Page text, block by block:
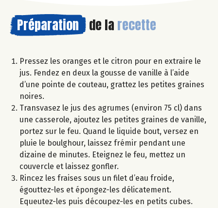
Préparation de la recette
Pressez les oranges et le citron pour en extraire le
jus. Fendez en deux la gousse de vanille à l’aide
d’une pointe de couteau, grattez les petites graines
noires.
Transvasez le jus des agrumes (environ 75 cl) dans
une casserole, ajoutez les petites graines de vanille,
portez sur le feu. Quand le liquide bout, versez en
pluie le boulghour, laissez frémir pendant une
dizaine de minutes. Eteignez le feu, mettez un
couvercle et laissez gonfler.
Rincez les fraises sous un filet d’eau froide,
égouttez-les et épongez-les délicatement.
Equeutez-les puis découpez-les en petits cubes.